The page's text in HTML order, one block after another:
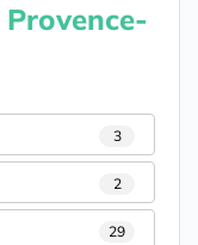
Provence-
3
2
29